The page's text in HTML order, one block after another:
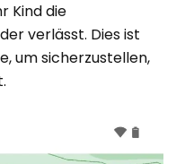
Kind die
verlässt. Dies ist
um sicherzustellen,